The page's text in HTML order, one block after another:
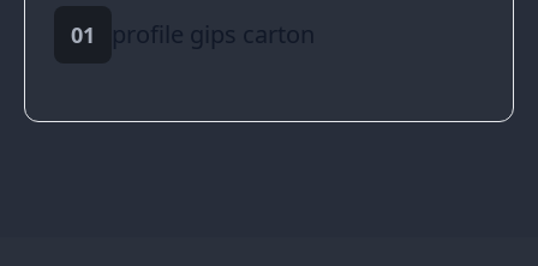
01 profile gips carton